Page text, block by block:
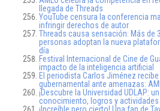
llegada de Threads
YouTube censura la conferencia
infringir derechos de autor
Threads causa sensación: Más de
personas adoptan la nueva
día
Festival Internacional de Cine de
impacto de la inteligencia artificial
El periodista Carlos Jiménez
gubernamental ante amenazas:
¡Descubre la Universidad UDLAP:
conocimiento, logros y